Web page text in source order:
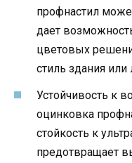
профнастил
дает
цветовых
стиль здания
Устойчивость к
оцинковка
стойкость к
предотвращает